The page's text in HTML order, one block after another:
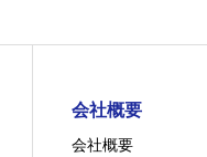
会社概要
会社概要